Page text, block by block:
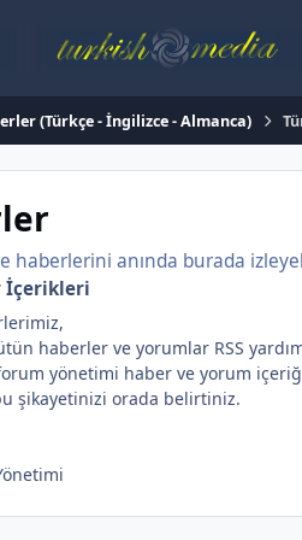
(Türkçe - İngilizce - Almanca)
haberlerini anında burada
İçerikleri
haberler ve yorumlar RSS
yönetimi haber ve yorum
şikayetinizi orada belirtiniz.